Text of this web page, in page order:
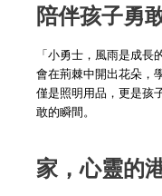
陪伴孩子勇
「小勇士，風雨是成
會在荊棘中開出花朵，
僅是照明用品，更是孩
敢的瞬間。
家，心靈的